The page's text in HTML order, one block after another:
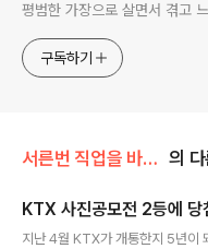
평범한 가장으로 살면서 겪고
고픈 커리어코치, 유튜브: 정교
구독하기
서른번 직업을 바꾼 남자 의
KTX 사진공모전 2등에 당
지난 4월 KTX가 개통한지 5년이